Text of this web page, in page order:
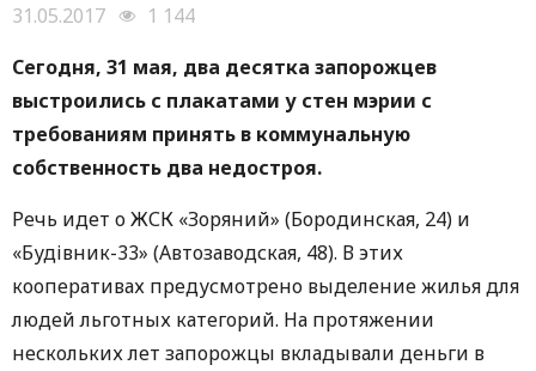
31.05.2017
1 144
Сегодня, 31 мая, два десятка запорожцев
выстроились с плакатами у стен мэрии с
требованиям принять в коммунальную
собственность два недостроя.
Речь идет о ЖСК «Зоряний» (Бородинская, 24) и
«Будiвник-33» (Автозаводская, 48). В этих
кооперативах предусмотрено выделение жилья для
людей льготных категорий. На протяжении
нескольких лет запорожцы вкладывали деньги в